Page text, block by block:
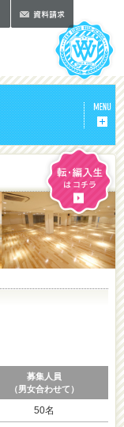
募集人員
（男女合わせて）
50名